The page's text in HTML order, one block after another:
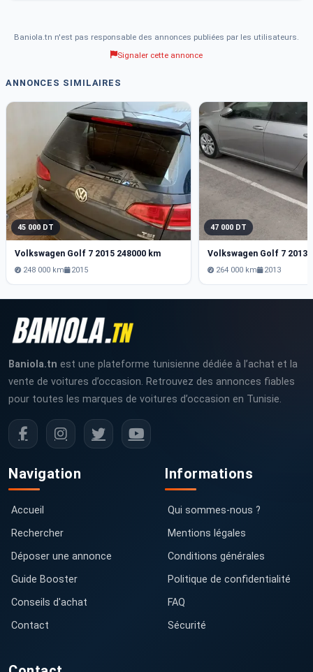
Baniola.tn n'est pas responsable des annonces publiées par les utilisateurs.
Signaler cette annonce
ANNONCES SIMILAIRES
45 000 DT
Volkswagen Golf 7 2015 248000 km
248 000 km 2015
47 000 DT
Volkswagen Golf 7 2013
264 000 km 2013
Baniola.tn est une plateforme tunisienne dédiée à l’achat et la
vente de voitures d’occasion. Retrouvez des annonces fiables
pour toutes les marques de voitures d’occasion en Tunisie.
Navigation
Accueil
Rechercher
Déposer une annonce
Guide Booster
Conseils d'achat
Contact
Informations
Qui sommes-nous ?
Mentions légales
Conditions générales
Politique de confidentialité
FAQ
Sécurité